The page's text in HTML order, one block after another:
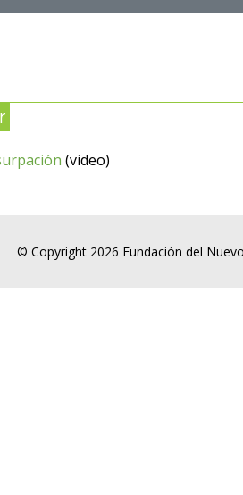
(video)
© Copyright 2026 Fundación del